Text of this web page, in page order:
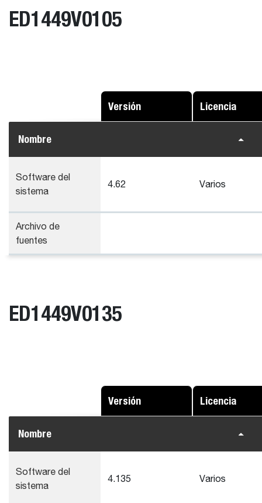
ED1449V0105
Versión Licencia
Nombre
Software del
sistema
4.62 Varios
Archivo de
fuentes
ED1449V0135
Versión Licencia
Nombre
Software del
sistema
4.135 Varios